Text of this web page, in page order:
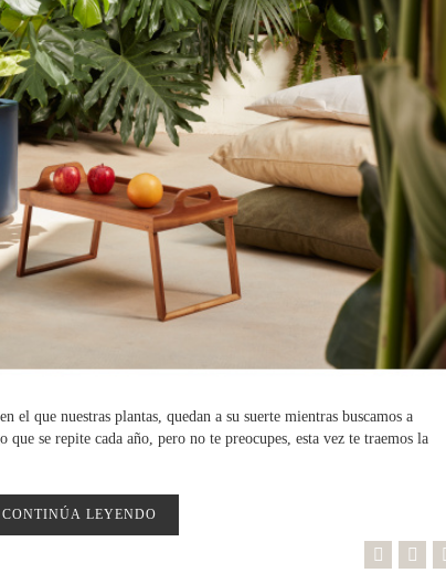
el que nuestras plantas, quedan a su suerte mientras buscamos a
se repite cada año, pero no te preocupes, esta vez te traemos la
CONTINÚA LEYENDO